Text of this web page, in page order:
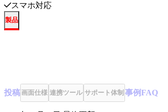
スマホ対応
製品
投稿画面仕様 連携ツール サポート体制 事例FAQ